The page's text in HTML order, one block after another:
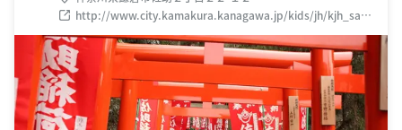
http://www.city.kamakura.kanagawa.jp/kids/jh/kjh_sa02.
html